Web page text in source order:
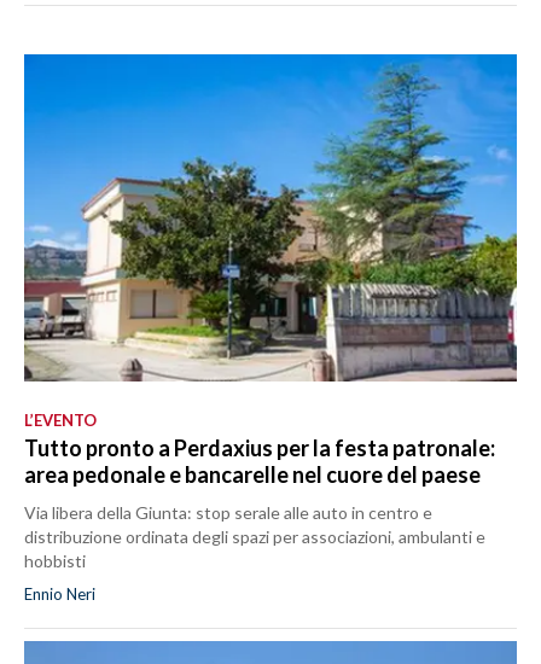
L’EVENTO
Tutto pronto a Perdaxius per la festa patronale:
area pedonale e bancarelle nel cuore del paese
Via libera della Giunta: stop serale alle auto in centro e
distribuzione ordinata degli spazi per associazioni, ambulanti e
hobbisti
Ennio Neri